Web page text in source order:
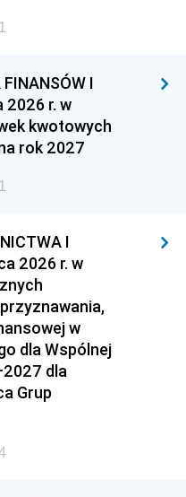
I
2026 r. w
kwotowych
rok 2027
I
2026 r. w
w
dla Wspólnej
dla
Grup